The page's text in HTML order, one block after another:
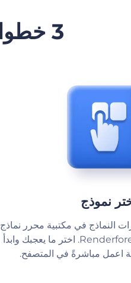
3 خطوات سهلة لإنشاء نماذج بطاقات عمل
نموذج
النماذج في مكتبية محرر نماذج
بطاقات العمل من Renderforest. اختر ما يعجبك وابدأ
اعمل مباشرةً في المتصفح.